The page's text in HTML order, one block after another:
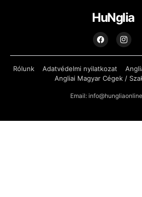
HuNglia
Rólunk Adatvédelmi nyilatkozat
Angliai Magyar Cégek /
Email: